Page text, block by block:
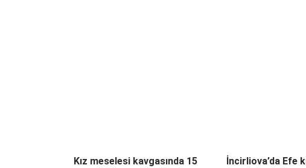
Kız meselesi kavgasında 15
İncirliova’da Efe